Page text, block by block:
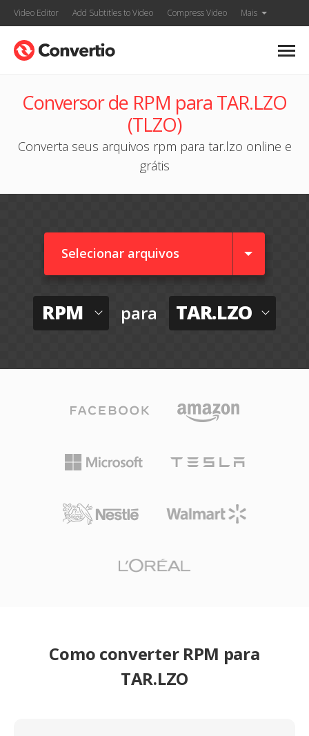
Video Editor Add Subtitles to Video Compress Video Mais
Conversor de RPM para TAR.LZO
(TLZO)
Converta seus arquivos rpm para tar.lzo online e
grátis
Selecionar arquivos
RPM para TAR.LZO
Como converter RPM para
TAR.LZO